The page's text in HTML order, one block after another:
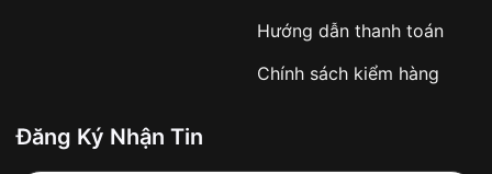
✔️ Đảm bảo xử lý đơn hàng nhanh chóng
✔️ Hạn chế tình trạng hủy đơn không mong
Từ khóa SEO:
Hướng dẫn thanh toán
Chính sách kiểm hàng
Đăng Ký Nhận Tin